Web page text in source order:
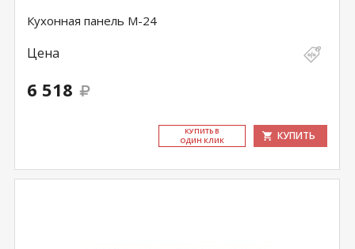
Кухонная панель M-24
Цена
6 518
КУ­ПИТЬ В
ОДИН КЛИК
КУПИТЬ